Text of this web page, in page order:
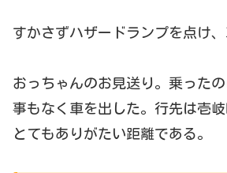
すかさずハザードランプを点け、
おっちゃんのお見送り。乗った
事もなく車を出した。行先は壱
とてもありがたい距離である。